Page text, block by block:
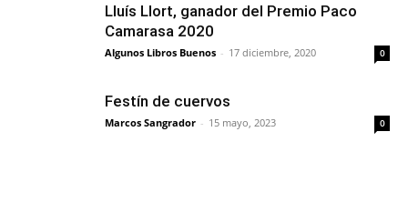
Lluís Llort, ganador del Premio Paco
Camarasa 2020
Algunos Libros Buenos - 17 diciembre, 2020 0
Festín de cuervos
Marcos Sangrador - 15 mayo, 2023 0